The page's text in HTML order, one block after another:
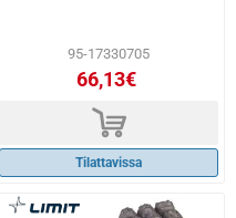
95-17330705
66,13€
d
Tilattavissa